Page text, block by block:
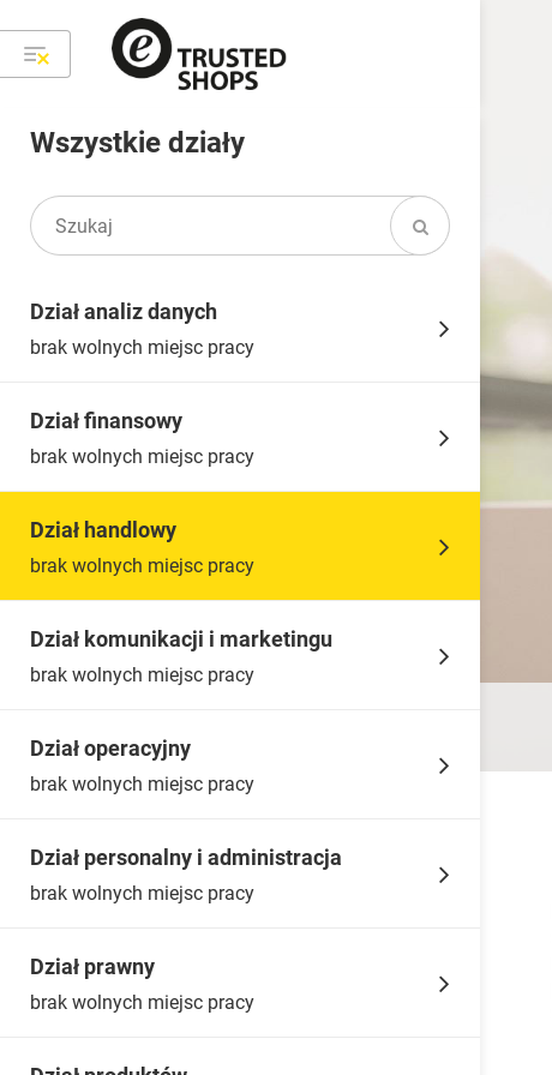
Wszystkie działy
Dział analiz danych
brak wolnych miejsc pracy
Dział finansowy
brak wolnych miejsc pracy
Dział handlowy
brak wolnych miejsc pracy
Dział komunikacji i marketingu
brak wolnych miejsc pracy
Dział operacyjny
brak wolnych miejsc pracy
Dział personalny i administracja
brak wolnych miejsc pracy
Dział prawny
brak wolnych miejsc pracy